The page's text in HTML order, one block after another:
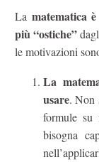
La matematica
più “ostiche”
le motivazioni
La
usare. Non
formule su
bisogna